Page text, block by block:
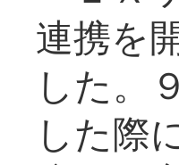
連携を
した。
した際